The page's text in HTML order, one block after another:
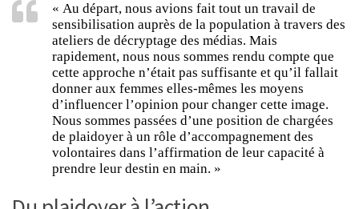
« Au départ, nous avions fait tout un travail de
sensibilisation auprès de la population à travers des
ateliers de décryptage des médias. Mais
rapidement, nous nous sommes rendu compte que
cette approche n’était pas suffisante et qu’il fallait
donner aux femmes elles-mêmes les moyens
d’influencer l’opinion pour changer cette image.
Nous sommes passées d’une position de chargées
de plaidoyer à un rôle d’accompagnement des
volontaires dans l’affirmation de leur capacité à
prendre leur destin en main. »